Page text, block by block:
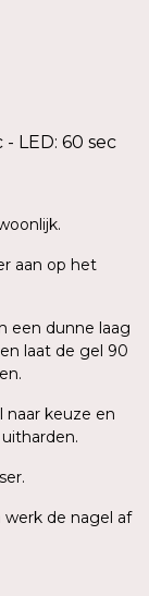
LED: 60 sec
aan op het
een dunne laag
laat de gel 90
naar keuze en
werk de nagel af